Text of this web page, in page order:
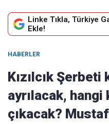
Linke Tıkla, Türkiye
Ekle!
HABERLER
Kızılcık
ayrılacak,
çıkacak?